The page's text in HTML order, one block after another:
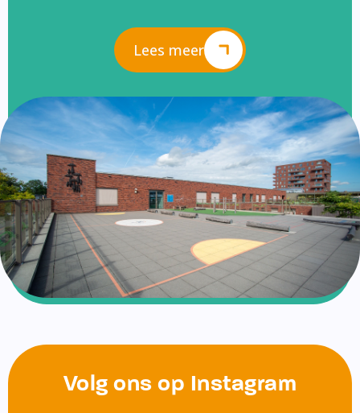
Lees meer
Volg ons op Instagram